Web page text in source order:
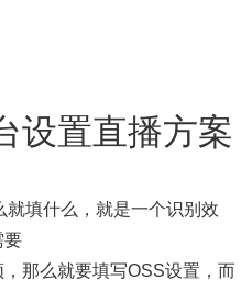
设置直播方案
填什么，就是一个识别效
要
那么就要填写OSS设置，而